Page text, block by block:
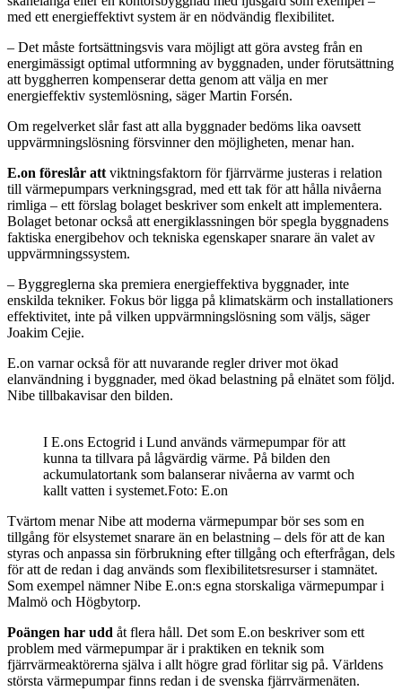
med ett energieffektivt system är en nödvändig flexibilitet.
– Det måste fortsättningsvis vara möjligt att göra avsteg från en
energimässigt optimal utformning av byggnaden, under förutsättning
att byggherren kompenserar detta genom att välja en mer
energieffektiv systemlösning, säger Martin Forsén.
Om regelverket slår fast att alla byggnader bedöms lika oavsett
uppvärmningslösning försvinner den möjligheten, menar han.
E.on föreslår att viktningsfaktorn för fjärrvärme justeras i relation
till värmepumpars verkningsgrad, med ett tak för att hålla nivåerna
rimliga – ett förslag bolaget beskriver som enkelt att implementera.
Bolaget betonar också att energiklassningen bör spegla byggnadens
faktiska energibehov och tekniska egenskaper snarare än valet av
uppvärmningssystem.
– Byggreglerna ska premiera energieffektiva byggnader, inte
enskilda tekniker. Fokus bör ligga på klimatskärm och installationers
effektivitet, inte på vilken uppvärmningslösning som väljs, säger
Joakim Cejie.
E.on varnar också för att nuvarande regler driver mot ökad
elanvändning i byggnader, med ökad belastning på elnätet som följd.
Nibe tillbakavisar den bilden.
I E.ons Ectogrid i Lund används värmepumpar för att
kunna ta tillvara på lågvärdig värme. På bilden den
ackumulatortank som balanserar nivåerna av varmt och
kallt vatten i systemet.Foto: E.on
Tvärtom menar Nibe att moderna värmepumpar bör ses som en
tillgång för elsystemet snarare än en belastning – dels för att de kan
styras och anpassa sin förbrukning efter tillgång och efterfrågan, dels
för att de redan i dag används som flexibilitetsresurser i stamnätet.
Som exempel nämner Nibe E.on:s egna storskaliga värmepumpar i
Malmö och Högbytorp.
Poängen har udd åt flera håll. Det som E.on beskriver som ett
problem med värmepumpar är i praktiken en teknik som
fjärrvärmeaktörerna själva i allt högre grad förlitar sig på. Världens
största värmepumpar finns redan i de svenska fjärrvärmenäten.